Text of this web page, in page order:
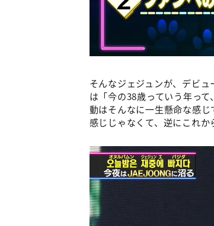
そんなジェジュンが、デビ
は「今の38歳っていう年っ
動はそんなに一生懸命な感
感じじゃなくて、逆にこれか